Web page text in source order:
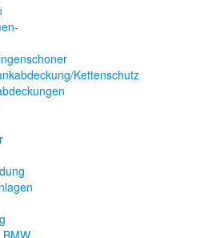
Kettenschutz
BMW